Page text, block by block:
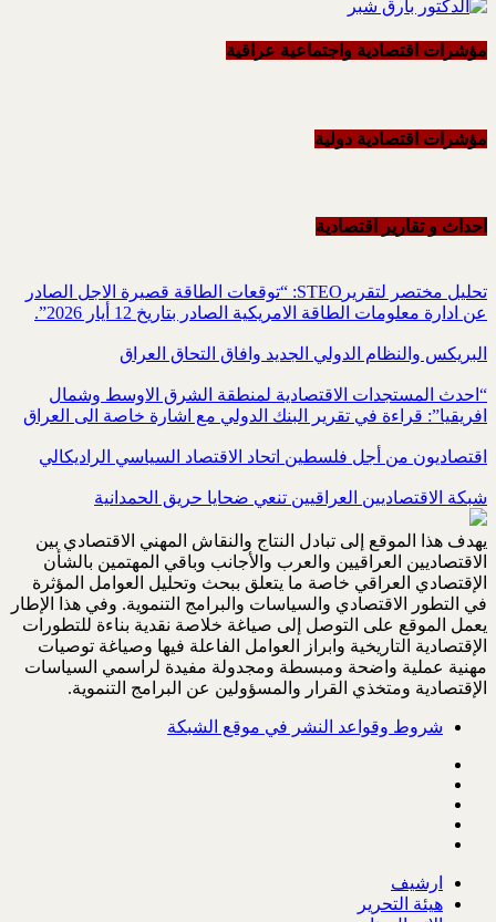
مؤشرات اقتصادية واجتماعية عراقية
مؤشرات اقتصادية دولية
احداث و تقاریر اقتصادیة
تحليل مختصر لتقريرSTEO‏: “توقعات الطاقة قصيرة الاجل الصادر
عن ادارة معلومات الطاقة الامريكية ‏الصادر بتاريخ 12 أيار 2026”.‏
البريكس والنظام الدولي الجديد وافاق التحاق العراق
“احدث المستجدات الاقتصادية لمنطقة الشرق الاوسط وشمال
افريقيا”: قراءة في تقرير البنك الدولي مع اشارة خاصة الى العراق
اقتصاديون من أجل فلسطين اتحاد الاقتصاد السياسي الراديكالي
شبكة الاقتصاديين العراقيين تنعي ضحايا حريق الحمدانية
يهدف هذا الموقع إلى تبادل النتاج والنقاش المهني الاقتصادي بين
الاقتصاديين العراقيين والعرب والأجانب وباقي المهتمين بالشأن
الإقتصادي العراقي خاصة ما يتعلق ببحث وتحليل العوامل المؤثرة
في التطور الاقتصادي والسياسات والبرامج التنموية. وفي هذا الإطار
يعمل الموقع على التوصل إلى صياغة خلاصة نقدية بناءة للتطورات
الإقتصادية التاريخية وابراز العوامل الفاعلة فيها وصياغة توصيات
مهنية عملية واضحة ومبسطة ومجدولة مفيدة لراسمي السياسات
الإقتصادية ومتخذي القرار والمسؤولين عن البرامج التنموية.
شروط وقواعد النشر في موقع الشبكة
ارشيف
هيئة التحرير